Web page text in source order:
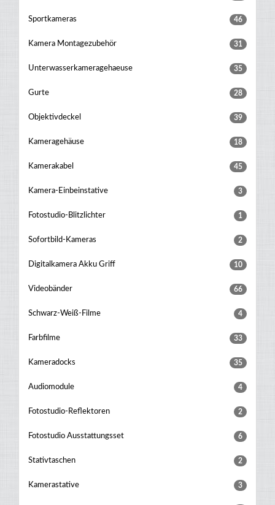
Sportkameras 46
Kamera Montagezubehör 31
Unterwasserkameragehaeuse 35
Gurte 28
Objektivdeckel 39
Kameragehäuse 18
Kamerakabel 45
Kamera-Einbeinstative 3
Fotostudio-Blitzlichter 1
Sofortbild-Kameras 2
Digitalkamera Akku Griff 10
Videobänder 66
Schwarz-Weiß-Filme 4
Farbfilme 33
Kameradocks 35
Audiomodule 4
Fotostudio-Reflektoren 2
Fotostudio Ausstattungsset 6
Stativtaschen 2
Kamerastative 3